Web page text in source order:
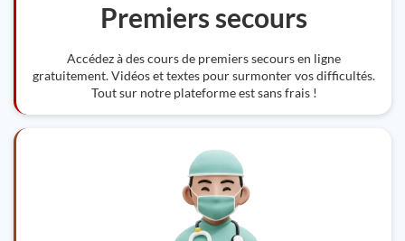
Premiers secours
Accédez à des cours de premiers secours en ligne
gratuitement. Vidéos et textes pour surmonter vos difficultés.
Tout sur notre plateforme est sans frais !